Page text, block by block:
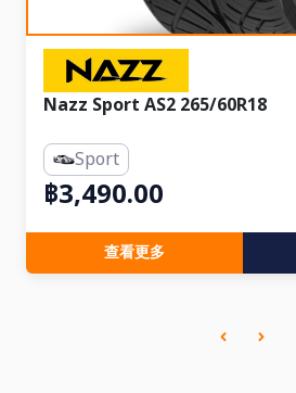
Nazz Sport AS2 265/60R18
Sport
฿3,490.00
查看更多